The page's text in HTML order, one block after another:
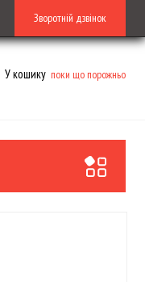
Зворотній дзвінок
У кошику поки що порожньо